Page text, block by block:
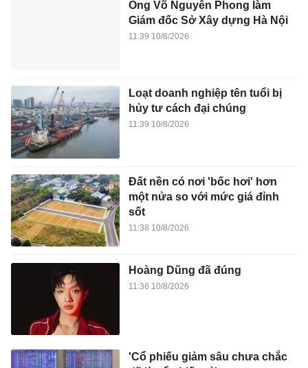
Ông Võ Nguyên Phong làm
Giám đốc Sở Xây dựng Hà Nội
11:39 10/8/2026
Loạt doanh nghiệp tên tuổi bị
hủy tư cách đại chúng
11:39 10/8/2026
Đất nền có nơi 'bốc hơi' hơn
một nửa so với mức giá đỉnh
sốt
11:38 10/8/2026
Hoàng Dũng đã đúng
11:36 10/8/2026
'Cổ phiếu giảm sâu chưa chắc